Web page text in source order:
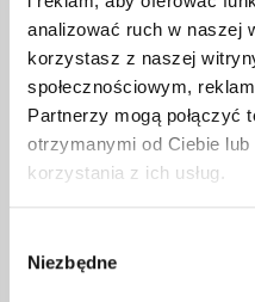
analizować ruch w naszej
korzystasz z naszej
społecznościowym,
Partnerzy mogą połączyć
otrzymanymi od Ciebie
korzystania z ich usług.
zgody
NiezbędneSALMIAK W